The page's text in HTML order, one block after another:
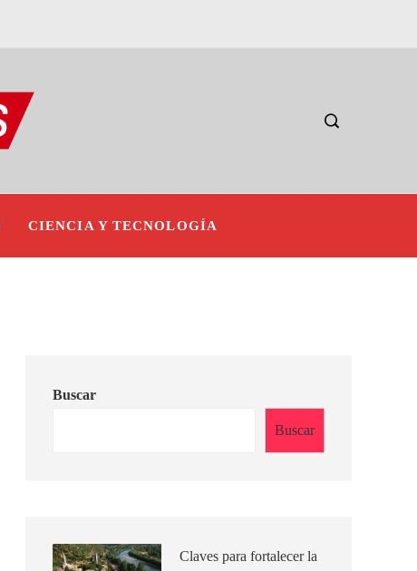
CIENCIA Y TECNOLOGÍA
Buscar
Buscar
Claves para fortalecer la